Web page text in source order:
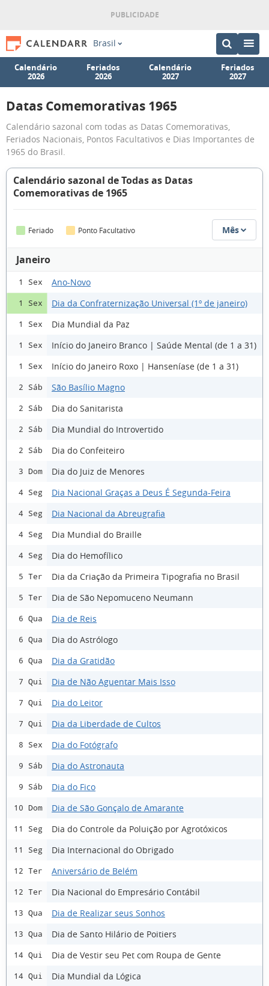
Brasil
Calendário
2026
Feriados
2026
Calendário
2027
Feriados
2027
Datas Comemorativas 1965
Calendário sazonal com todas as Datas Comemorativas,
Feriados Nacionais, Pontos Facultativos e Dias Importantes de
1965 do Brasil.
Calendário sazonal de Todas as Datas
Comemorativas de 1965
Feriado Ponto Facultativo Mês
Janeiro
1 Sex Ano-Novo
1 Sex Dia da Confraternização Universal (1º de janeiro)
1 Sex Dia Mundial da Paz
1 Sex Início do Janeiro Branco | Saúde Mental (de 1 a 31)
1 Sex Início do Janeiro Roxo | Hanseníase (de 1 a 31)
2 Sáb São Basílio Magno
2 Sáb Dia do Sanitarista
2 Sáb Dia Mundial do Introvertido
2 Sáb Dia do Confeiteiro
3 Dom Dia do Juiz de Menores
4 Seg Dia Nacional Graças a Deus É Segunda-Feira
4 Seg Dia Nacional da Abreugrafia
4 Seg Dia Mundial do Braille
4 Seg Dia do Hemofílico
5 Ter Dia da Criação da Primeira Tipografia no Brasil
5 Ter Dia de São Nepomuceno Neumann
6 Qua Dia de Reis
6 Qua Dia do Astrólogo
6 Qua Dia da Gratidão
7 Qui Dia de Não Aguentar Mais Isso
7 Qui Dia do Leitor
7 Qui Dia da Liberdade de Cultos
8 Sex Dia do Fotógrafo
9 Sáb Dia do Astronauta
9 Sáb Dia do Fico
10 Dom Dia de São Gonçalo de Amarante
11 Seg Dia do Controle da Poluição por Agrotóxicos
11 Seg Dia Internacional do Obrigado
12 Ter Aniversário de Belém
12 Ter Dia Nacional do Empresário Contábil
13 Qua Dia de Realizar seus Sonhos
13 Qua Dia de Santo Hilário de Poitiers
14 Qui Dia de Vestir seu Pet com Roupa de Gente
14 Qui Dia Mundial da Lógica